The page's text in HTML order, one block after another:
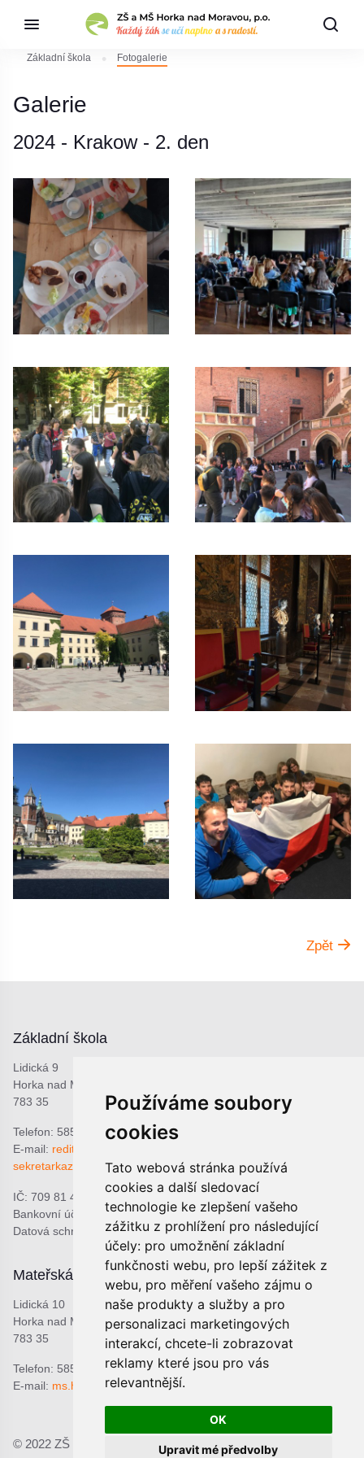
Používáme soubory
cookies
Tato webová stránka používá
cookies a další sledovací
technologie ke zlepšení vašeho
zážitku z prohlížení pro následující
účely: pro umožnění základní
funkčnosti webu, pro lepší zážitek z
webu, pro měření vašeho zájmu o
naše produkty a služby a pro
personalizaci marketingových
interakcí, chcete-li zobrazovat
reklamy které jsou pro vás
relevantnější.
OK
Upravit mé předvolby
Základní škola Fotogalerie
Galerie
2024 - Krakow - 2. den
Zpět
Základní škola
Lidická 9
Horka nad Moravou
783 35
Telefon: 585 378 047
E-mail: reditel@zshorka.cz
sekretarkazshorka@seznam.cz
IČ: 709 81 493
Bankovní účet: 1809609309/0800
Datová schránka: bjema48
Mateřská škola
Lidická 10
Horka nad Moravou
783 35
Telefon: 585 378 068
E-mail: ms.horka@seznam.cz
Školní jídelna
Lidická 9
Horka nad Moravou
783 35
Telefon: 601 537 678
© 2022 ZŠ a MŠ Horka nad Moravou, p.o.; Prohlášení o